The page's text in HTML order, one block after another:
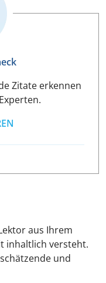
Zitate erkennen
aus Ihrem
inhaltlich versteht.
und